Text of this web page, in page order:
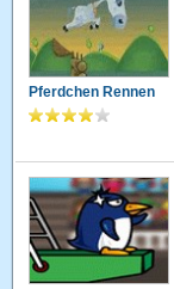
Pferdchen Rennen